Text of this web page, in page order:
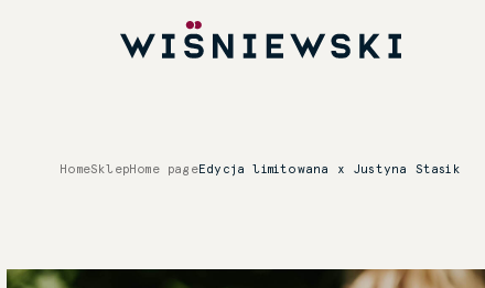
HomeSklepHome pageEdycja limitowana x Justyna Stasik